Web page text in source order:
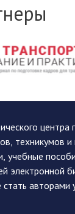
учебные
электронной
стать